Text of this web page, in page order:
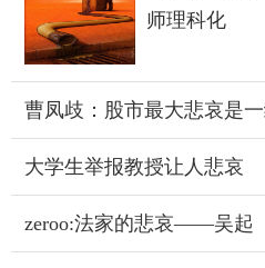
师理科化
曹凤歧：股市最大悲哀是
大学生举报教授让人悲哀
zeroo:法家的悲哀——吴起